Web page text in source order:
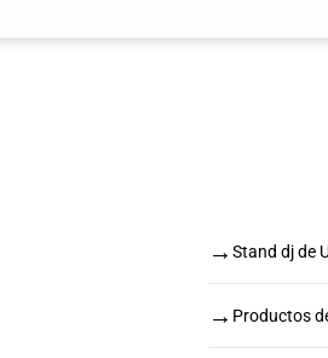
→ Stand dj de
→ Productos